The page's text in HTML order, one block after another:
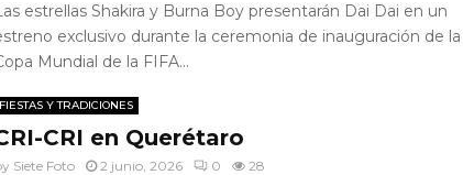
estrellas Shakira y Burna Boy presentarán Dai Dai en un
exclusivo durante la ceremonia de inauguración de la
Mundial de la FIFA...
FIESTAS Y TRADICIONES
CRI en Querétaro
Siete Foto 2 junio, 2026 0 28